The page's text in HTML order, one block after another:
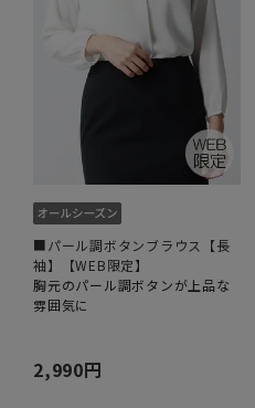
■パール調ボタンブラウス【長
袖】【WEB限定】
胸元のパール調ボタンが上品な
雰囲気に
2,990円